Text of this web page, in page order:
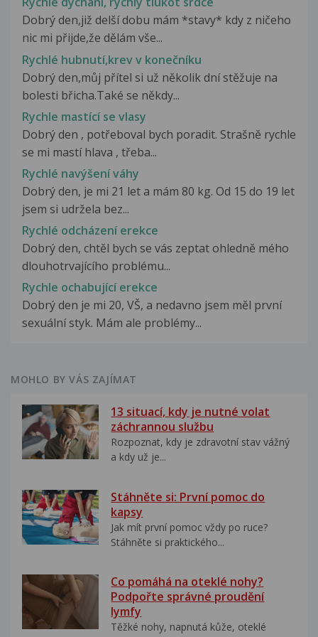
Dobrý den,již delší dobu mám *stavy* kdy z ničeho
nic mi přijde,že dělám vše...
Rychlé hubnutí,krev v konečníku
Dobrý den,můj přítel si už několik dní stěžuje na
bolesti břicha.Také se někdy...
Rychle mastící se vlasy
Dobrý den , potřeboval bych poradit. Strašně rychle
se mi mastí hlava , třeba...
Rychlé navýšení váhy
Dobrý den, je mi 21 let a mám 80 kg. Od 15 do 19 let
jsem si udržela bez...
Rychlé odcházení erekce
Dobrý den, chtěl bych se vás zeptat ohledně mého
dlouhotrvajícího problému...
Rychle ochabující erekce
Dobrý den je mi 20, VŠ, a nedavno jsem měl první
sexuální styk. Mám ale problémy...
MOHLO BY VÁS ZAJÍMAT
13 situací, kdy je nutné volat
záchrannou službu
Rozpoznat, kdy je zdravotní stav vážný
a kdy už je...
Stáhněte si: První pomoc do
kapsy
Jak mít první pomoc vždy po ruce?
Stáhněte si praktického...
Co pomáhá na oteklé nohy?
Podpořte správné proudění
lymfy
Těžké nohy, napnutá kůže, oteklé